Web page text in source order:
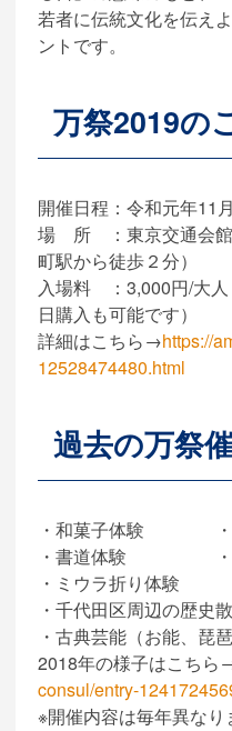
若者に伝統文化を伝え
ントです。
万祭2019の
開催日程：令和元年11
場 所 ：東京交通会
町駅から徒歩２分）
入場料 ：3,000円/大
日購入も可能です）
詳細はこちら→https://
12528474480.html
過去の万祭
・和菓子体験 ・
・書道体験 ・
・ミウラ折り体験
・千代田区周辺の歴史
・古典芸能（お能、琵
2018年の様子はこちら
consul/entry-
※開催内容は毎年異なり